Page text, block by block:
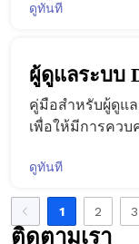
งเลือกที่คุ้มค่าใน
ดูทันที
ผู้ดูแลระบบ
สร้างเทมเพ
คู่มือสำหรับผู้ดูแล
เพื่อให้มีการคว
Sign, eSignGlobal,
ดูทันที
1 2 3
ติดตามเรา